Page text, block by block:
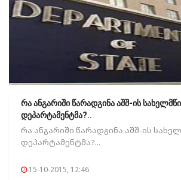
რა ანგარიში წარადგინა აშშ-ის
დეპარტამენტმა?..
რა ანგარიში წარადგინა აშშ-ის
დეპარტამენტმა?...
15-10-2015, 12:46